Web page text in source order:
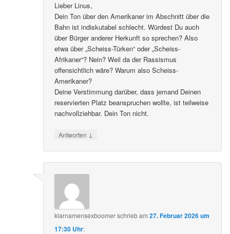
Lieber Linus,
Dein Ton über den Amerikaner im Abschnitt über die
Bahn ist indiskutabel schlecht. Würdest Du auch
über Bürger anderer Herkunft so sprechen? Also
etwa über „Scheiss-Türken“ oder „Scheiss-
Afrikaner“? Nein? Weil da der Rassismus
offensichtlich wäre? Warum also Scheiss-
Amerikaner?
Deine Verstimmung darüber, dass jemand Deinen
reservierten Platz beanspruchen wollte, ist teilweise
nachvollziehbar. Dein Ton nicht.
Antworten ↓
klarnamensexboomerschriebam27. Februar 2026 um
17:30 Uhr: